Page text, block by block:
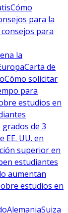
Cómo
para la
para
la
Carta de
Cómo solicitar
para
estudios en
de 3
EE. UU. en
superior en
estudiantes
aumentan
estudios en
AlemaniaSuiza